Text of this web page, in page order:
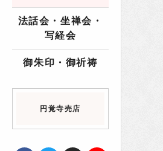
法話会・坐禅会・
写経会
御朱印・御祈祷
円覚寺売店